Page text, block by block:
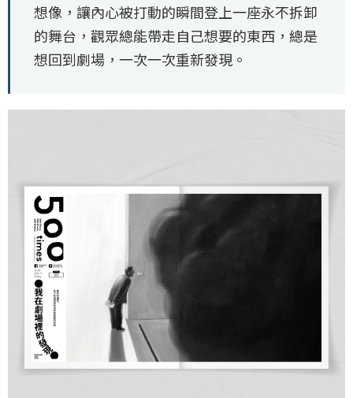
想像，讓內心被打動的瞬間登上一座永不拆卸
的舞台，觀眾總能帶走自己想要的東西，總是
想回到劇場，一次一次重新發現。